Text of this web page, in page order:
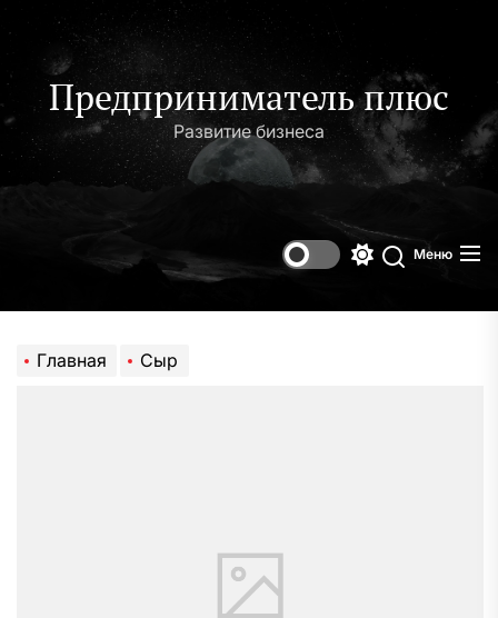
содержимому
Предприниматель плюс
Развитие бизнеса
Поиск
Меню
Главная Сыр